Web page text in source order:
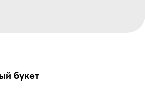
букет